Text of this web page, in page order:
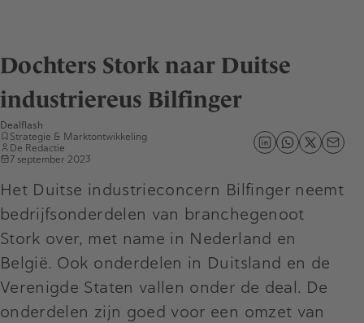
Dochters Stork naar Duitse
industriereus Bilfinger
Dealflash
Strategie & Marktontwikkeling
De Redactie
7 september 2023
Het Duitse industrieconcern Bilfinger neemt
bedrijfsonderdelen van branchegenoot
Stork over, met name in Nederland en
België. Ook onderdelen in Duitsland en de
Verenigde Staten vallen onder de deal. De
onderdelen zijn goed voor een omzet van